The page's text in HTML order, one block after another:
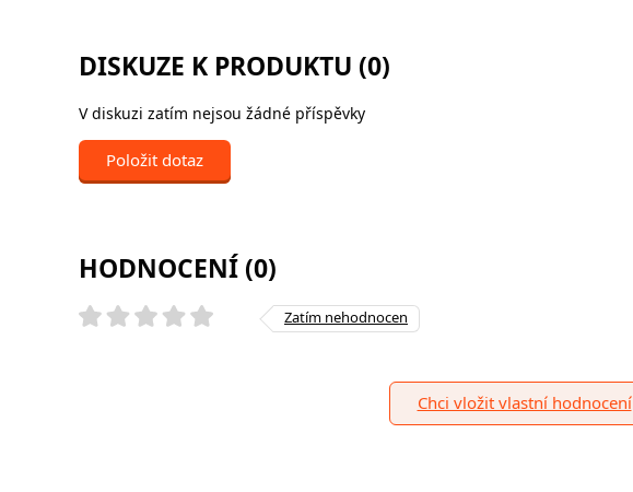
DISKUZE K PRODUKTU (0)
V diskuzi zatím nejsou žádné příspěvky
Položit dotaz
HODNOCENÍ (0)
Zatím nehodnocen
Chci vložit vlastní hodnocení